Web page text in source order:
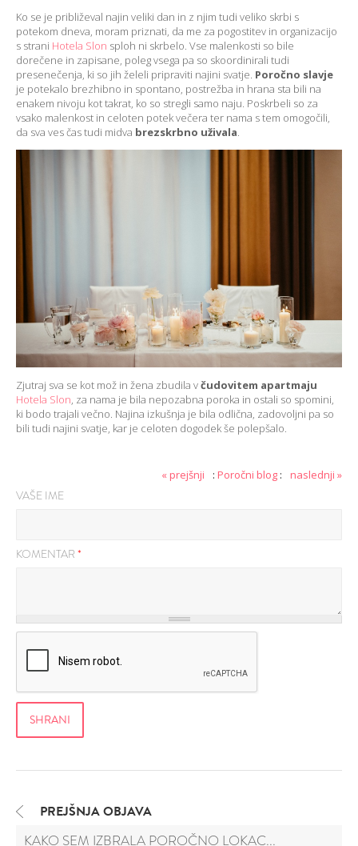
Ko se je približeval najin veliki dan in z njim tudi veliko skrbi s
potekom dneva, moram priznati, da me za pogostitev in organizacijo
s strani Hotela Slon sploh ni skrbelo. Vse malenkosti so bile
dorečene in zapisane, poleg vsega pa so skoordinirali tudi
presenečenja, ki so jih želeli pripraviti najini svatje. Poročno slavje
je potekalo brezhibno in spontano, postrežba in hrana sta bili na
enakem nivoju kot takrat, ko so stregli samo naju. Poskrbeli so za
vsako malenkost in celoten potek večera ter nama s tem omogočili,
da sva ves čas tudi midva brezskrbno uživala.
Zjutraj sva se kot mož in žena zbudila včudovitem apartmaju
Hotela Slon, za nama je bila nepozabna poroka in ostali so spomini,
ki bodo trajali večno. Najina izkušnja je bila odlična, zadovoljni pa so
bili tudi najini svatje, kar je celoten dogodek še polepšalo.
« prejšnji : Poročni blog : naslednji »
VAŠE IME
KOMENTAR *
PREJŠNJA OBJAVA
KAKO SEM IZBRALA POROČNO LOKAC...